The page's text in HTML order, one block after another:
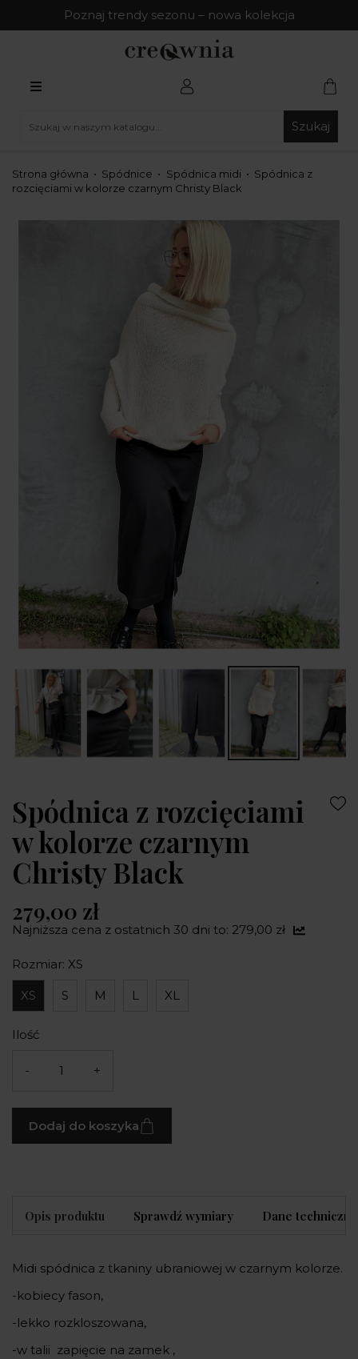
Poznaj trendy sezonu – nowa kolekcja
Szukaj
Strona główna Spódnice Spódnica midi
Spódnica z
rozcięciami w kolorze czarnym Christy Black
Spódnica z rozcięciami
w kolorze czarnym
Christy Black
279,00 zł
Najniższa cena z ostatnich 30 dni to: 279,00 zł
Rozmiar: XS
XS S M L XL
Ilość
- +
Dodaj do koszyka
Opis produktu Sprawdź wymiary Dane techniczne
Midi spódnica z tkaniny ubraniowej w czarnym kolorze.
-kobiecy fason,
-lekko rozkloszowana,
-w talii zapięcie na zamek ,